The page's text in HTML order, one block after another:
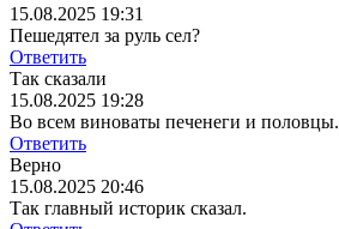
15.08.2025 19:31
Пешедятел за руль сел?
Ответить
Так сказали
15.08.2025 19:28
Во всем виноваты печенеги и половцы.
Ответить
Верно
15.08.2025 20:46
Так главный историк сказал.